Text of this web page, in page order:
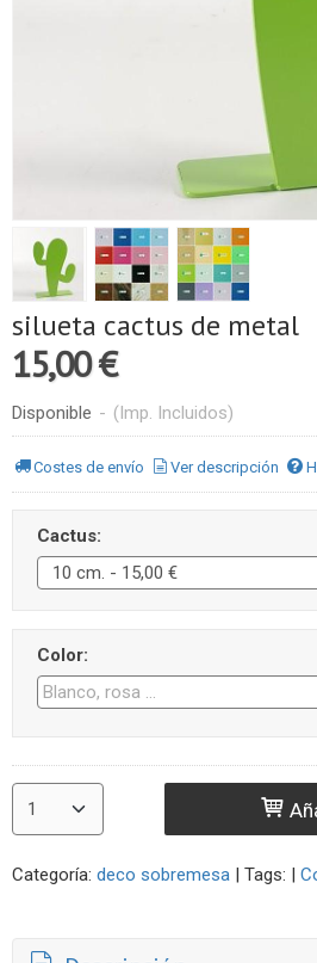
silueta cactus de metal
15,00 €
Disponible - (Imp. Incluidos)
Costes de envío Ver descripción
Cactus:
Color:
Categoría: deco sobremesa | Tags: |